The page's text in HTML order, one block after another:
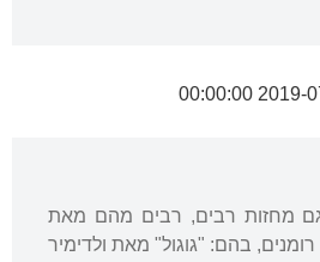
מחזות רבים, רבים מהם מאת
בהם: "גוגול" מאת ולדימיר